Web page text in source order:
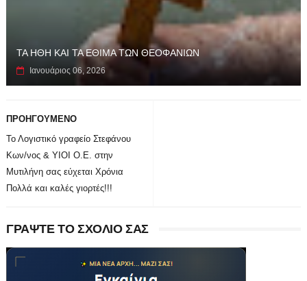
ΤΑ ΗΘΗ ΚΑΙ ΤΑ ΕΘΙΜΑ ΤΩΝ ΘΕΟΦΑΝΙΩΝ
Ιανουάριος 06, 2026
ΠΡΟΗΓΟΥΜΕΝΟ
Το Λογιστικό γραφείο Στεφάνου
Κων/νος & ΥΙΟΙ Ο.Ε. στην
Μυτιλήνη σας εύχεται Χρόνια
Πολλά και καλές γιορτές!!!
ΓΡΑΨΤΕ ΤΟ ΣΧΟΛΙΟ ΣΑΣ